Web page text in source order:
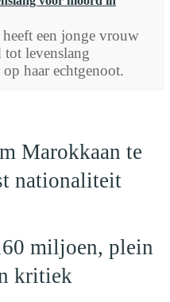
een jonge vrouw
levenslang
haar echtgenoot.
Marokkaan te
nationaliteit
miljoen, plein
kritiek